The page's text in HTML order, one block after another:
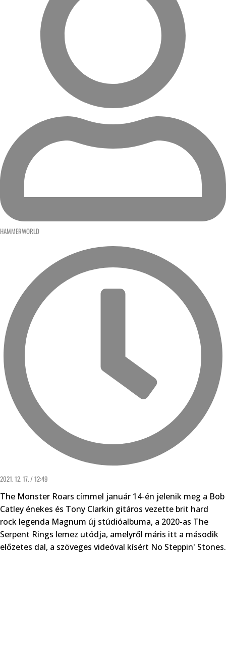
HAMMERWORLD
2021. 12. 17. / 12:49
The Monster Roars címmel január 14-én jelenik meg a Bob
Catley énekes és Tony Clarkin gitáros vezette brit hard
rock legenda Magnum új stúdióalbuma, a 2020-as The
Serpent Rings lemez utódja, amelyről máris itt a második
előzetes dal, a szöveges videóval kísért No Steppin' Stones.